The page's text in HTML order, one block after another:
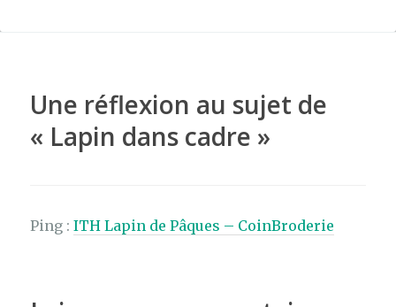
o
k
Une réflexion au sujet de
« Lapin dans cadre »
Ping :ITH Lapin de Pâques – CoinBroderie